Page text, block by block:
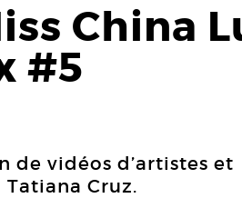
China
#5
vidéos d’artistes et
Cruz.